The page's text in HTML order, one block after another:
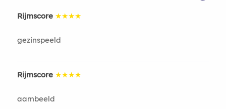
Rijmscore ★★★★
gezinspeeld
Rijmscore ★★★★
aambeeld